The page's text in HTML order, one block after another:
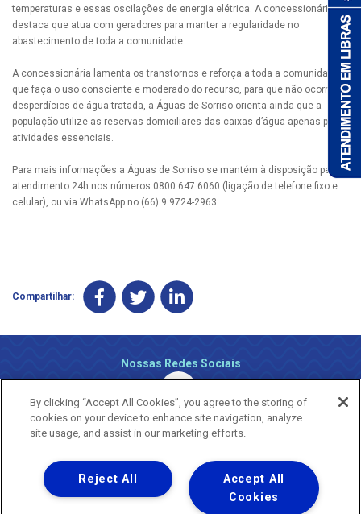
temperaturas e essas oscilações de energia elétrica. A concessionária
destaca que atua com geradores para manter a regularidade no
abastecimento de toda a comunidade.
A concessionária lamenta os transtornos e reforça a toda a comunidade
que faça o uso consciente e moderado do recurso, para que não ocorram
desperdícios de água tratada, a Águas de Sorriso orienta ainda que a
população utilize as reservas domiciliares das caixas-d’água apenas para
atividades essenciais.
Para mais informações a Águas de Sorriso se mantém à disposição pelo
atendimento 24h nos números 0800 647 6060 (ligação de telefone fixo e
celular), ou via WhatsApp no (66) 9 9724-2963.
Compartilhar:
Nossas Redes Sociais
Uma empresa
Copyright ® 2026 - Todos os Direitos Reservados.
By clicking “Accept All Cookies”, you agree to the storing of
cookies on your device to enhance site navigation, analyze
site usage, and assist in our marketing efforts.
Accept All
Cookies
Reject All